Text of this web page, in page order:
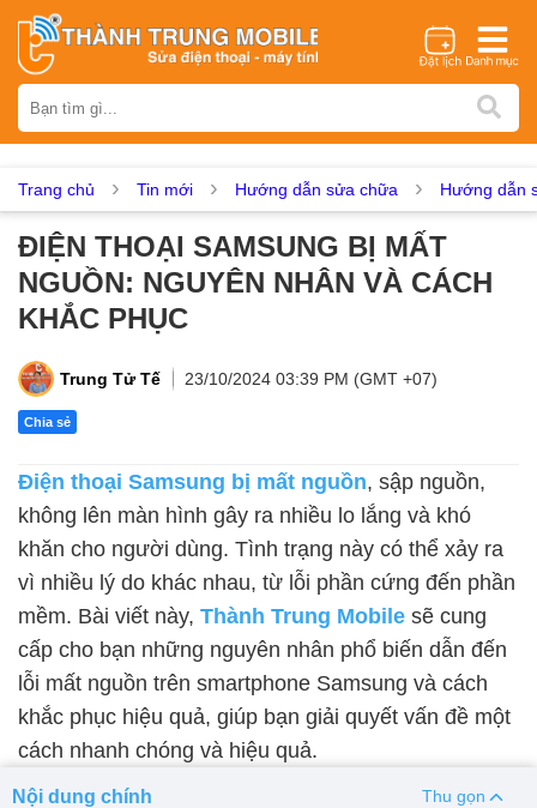
iPhone Samsung Oppo Xiaomi Realme Vivo
Nokia
Asus Sony Vertu LG Tecno
Dịch vụ sửa chữa
Thay loa
Thay mic Thay rung Thay main Unlock - Mở Khoá
Màn hình Realme
Màn hình Vsmart Màn hình Google Pixel
Thay pin
Pin iPhone Pin Samsumg Pin Oppo Pin Xiaomi
Pin Realme
Thay vỏ
Vỏ iPhone Vỏ Samsung
Vỏ Huawei
Trang chủ Tin mới Hướng dẫn sửa chữa Hướng dẫn
ĐIỆN THOẠI SAMSUNG BỊ MẤT
NGUỒN: NGUYÊN NHÂN VÀ CÁCH
KHẮC PHỤC
Trung Tử Tế 23/10/2024 03:39 PM (GMT +07)
Chia sẻ
Điện thoại Samsung bị mất nguồn, sập nguồn,
không lên màn hình gây ra nhiều lo lắng và khó
khăn cho người dùng. Tình trạng này có thể xảy ra
vì nhiều lý do khác nhau, từ lỗi phần cứng đến phần
mềm. Bài viết này, Thành Trung Mobile sẽ cung
cấp cho bạn những nguyên nhân phổ biến dẫn đến
lỗi mất nguồn trên smartphone Samsung và cách
khắc phục hiệu quả, giúp bạn giải quyết vấn đề một
cách nhanh chóng và hiệu quả.
Nội dung chính Thu gọn